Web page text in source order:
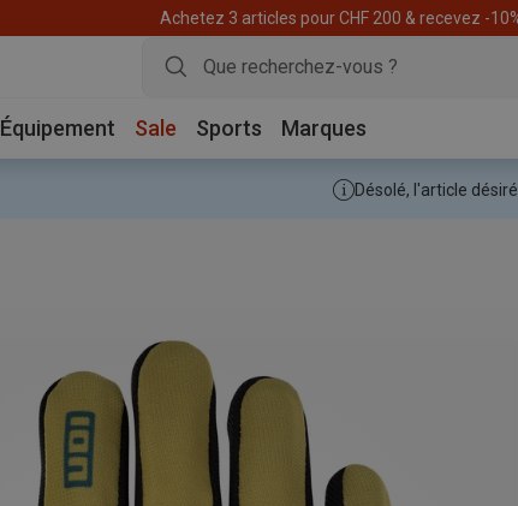
Achetez 3 articles pour CHF 200 & recevez -
Équipement Sale Sports Marques
Désolé, l'article